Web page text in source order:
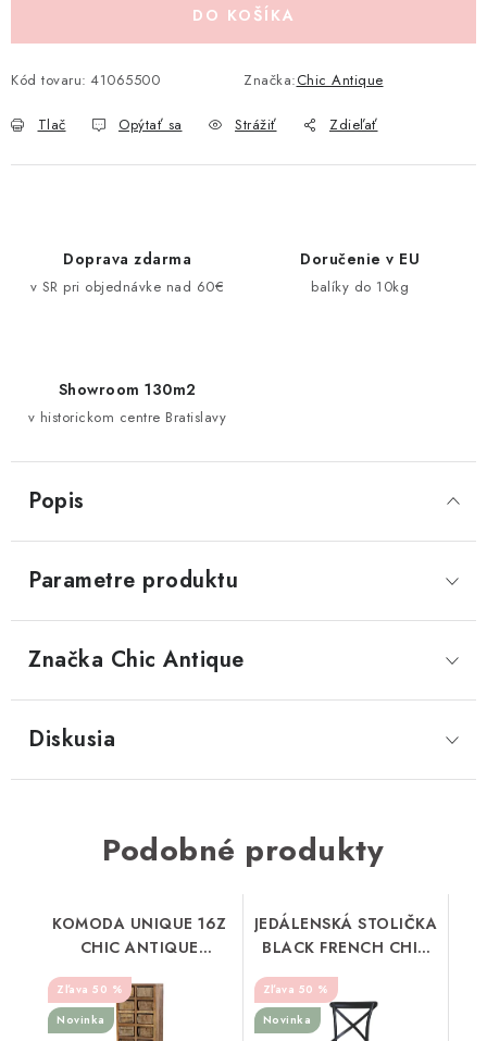
DO KOŠÍKA
Kód tovaru: 41065500 Značka:Chic Antique
Tlač Opýtať sa Strážiť Zdieľať
Doprava zdarma
v SR pri objednávke nad 60€
Doručenie v EU
balíky do 10kg
Showroom 130m2
v historickom centre Bratislavy
Popis
Parametre produktu
Značka Chic Antique
Diskusia
Podobné produkty
KOMODA UNIQUE 16Z
CHIC ANTIQUE
(40039700)
50 %
Novinka
JEDÁLENSKÁ STOLIČKA
BLACK FRENCH CHIC
ANTIQUE (41067824)
50 %
Novinka